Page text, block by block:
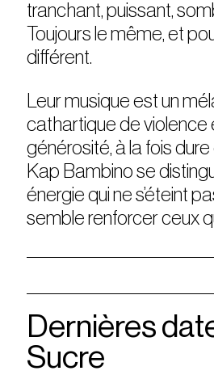
tranchant, puissant,
Toujours le même, et
différent.
Leur musique est un
cathartique de violence
générosité, à la fois dure
Kap Bambino se
énergie qui ne s’éteint
semble renforcer ceux
Dernières
Sucre